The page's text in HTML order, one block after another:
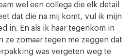
wel een collega die elk detail
dat die na mij komt, vul ik mijn
in. En als ik haar tegenkom in
ze zomaar tegen me zeggen dat
was vergeten weg te